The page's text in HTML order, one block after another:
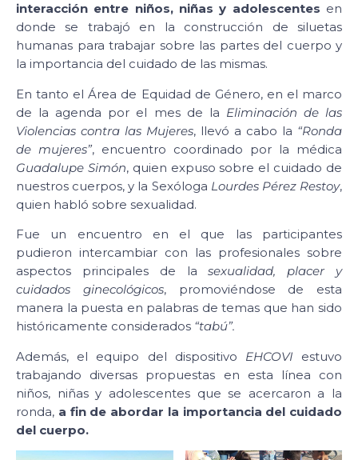
interacción entre niños, niñas y adolescentes en
donde se trabajó en la construcción de siluetas
humanas para trabajar sobre las partes del cuerpo y
la importancia del cuidado de las mismas.
En tanto el Área de Equidad de Género, en el marco
de la agenda por el mes de la Eliminación de las
Violencias contra las Mujeres, llevó a cabo la “Ronda
de mujeres”, encuentro coordinado por la médica
Guadalupe Simón, quien expuso sobre el cuidado de
nuestros cuerpos, y la Sexóloga Lourdes Pérez Restoy,
quien habló sobre sexualidad.
Fue un encuentro en el que las participantes
pudieron intercambiar con las profesionales sobre
aspectos principales de lasexualidad, placer y
cuidados ginecológicos, promoviéndose de esta
manera la puesta en palabras de temas que han sido
históricamente considerados “tabú”.
Además, el equipo del dispositivo EHCOVI estuvo
trabajando diversas propuestas en esta línea con
niños, niñas y adolescentes que se acercaron a la
ronda, a fin de abordar la importancia del cuidado
del cuerpo.